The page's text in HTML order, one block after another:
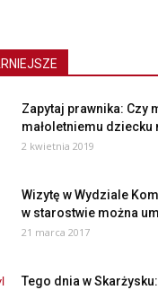
Zapytaj prawnika: Czy
małoletniemu dziecku
2 kwietnia 2019
Wizytę w Wydziale
w starostwie można
21 marca 2017
Tego dnia w